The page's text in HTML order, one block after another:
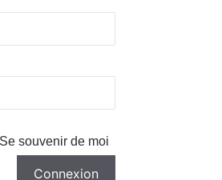
Se souvenir de moi